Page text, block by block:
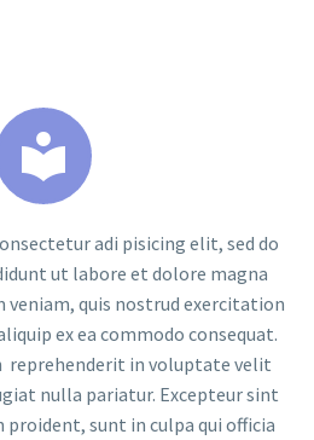


adi pisicing elit, sed do
ut labore et dolore magna
veniam, quis nostrud exercitation
ex ea commodo consequat.
reprehenderit in voluptate velit
nulla pariatur. Excepteur sint
sunt in culpa qui officia